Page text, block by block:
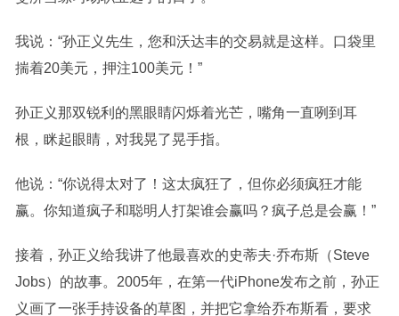
我说：“孙正义先生，您和沃达丰的交易就是这样。口袋里
揣着20美元，押注100美元！”
孙正义那双锐利的黑眼睛闪烁着光芒，嘴角一直咧到耳
根，眯起眼睛，对我晃了晃手指。
他说：“你说得太对了！这太疯狂了，但你必须疯狂才能
赢。你知道疯子和聪明人打架谁会赢吗？疯子总是会赢！”
接着，孙正义给我讲了他最喜欢的史蒂夫·乔布斯（Steve
Jobs）的故事。2005年，在第一代iPhone发布之前，孙正
义画了一张手持设备的草图，并把它拿给乔布斯看，要求